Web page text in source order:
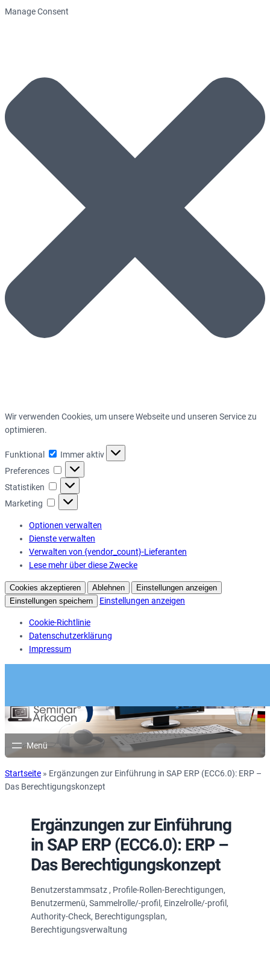
Manage Consent
Wir verwenden Cookies, um unsere Webseite und unseren Service zu
optimieren.
Funktional Funktional
Immer aktiv
Preferences
Preferences
Statistiken Statistiken
Marketing Marketing
Optionen verwalten
Dienste verwalten
Verwalten von {vendor_count}-Lieferanten
Lese mehr über diese Zwecke
Cookies akzeptieren Ablehnen
Einstellungen anzeigen
Einstellungen speichern
Einstellungen anzeigen
Cookie-Richtlinie
Datenschutzerklärung
Impressum
Startseite » Ergänzungen zur Einführung in SAP ERP (ECC6.0): ERP –
Das Berechtigungskonzept
Ergänzungen zur Einführung
in SAP ERP (ECC6.0): ERP –
Das Berechtigungskonzept
Benutzerstammsatz , Profile-Rollen-Berechtigungen,
Benutzermenü, Sammelrolle/-profil, Einzelrolle/-profil,
Authority-Check, Berechtigungsplan,
Berechtigungsverwaltung